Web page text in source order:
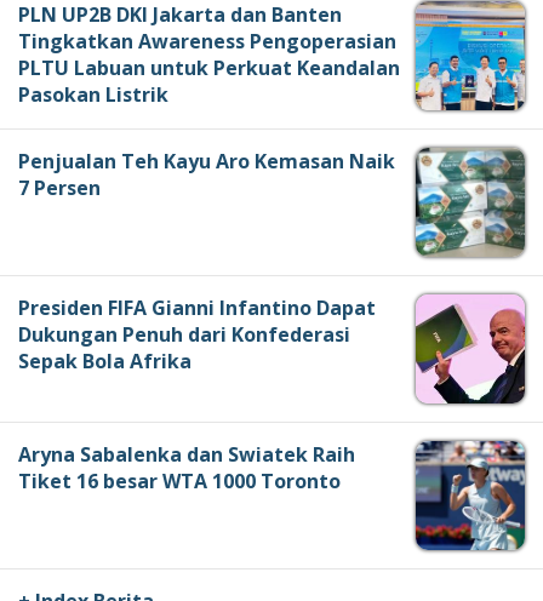
PLN UP2B DKI Jakarta dan Banten
Tingkatkan Awareness Pengoperasian
PLTU Labuan untuk Perkuat Keandalan
Pasokan Listrik
Penjualan Teh Kayu Aro Kemasan Naik
7 Persen
Presiden FIFA Gianni Infantino Dapat
Dukungan Penuh dari Konfederasi
Sepak Bola Afrika
Aryna Sabalenka dan Swiatek Raih
Tiket 16 besar WTA 1000 Toronto